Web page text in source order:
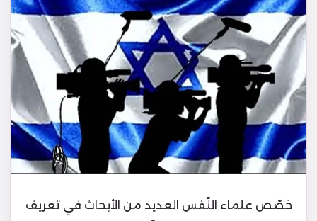
خصّص علماء النّفس العديد من الأبحاث في تعريف